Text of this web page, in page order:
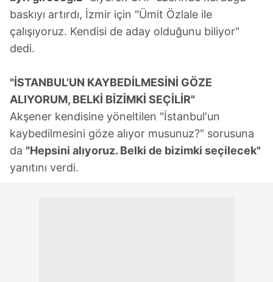
baskıyı artırdı, İzmir için "Ümit Özlale ile
çalışıyoruz. Kendisi de aday olduğunu biliyor"
dedi.
"İSTANBUL'UN KAYBEDİLMESİNİ GÖZE
ALIYORUM, BELKİ BİZİMKİ SEÇİLİR"
Akşener kendisine yöneltilen "İstanbul'un
kaybedilmesini göze alıyor musunuz?" sorusuna
da "Hepsini alıyoruz. Belki de bizimki seçilecek"
yanıtını verdi.